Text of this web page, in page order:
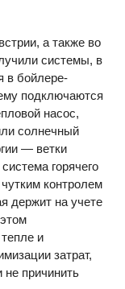
а также во
системы, в
в бойлере-
подключаются
насос,
солнечный
— ветки
горячего
контролем
держит на учете
и
затрат,
причинить